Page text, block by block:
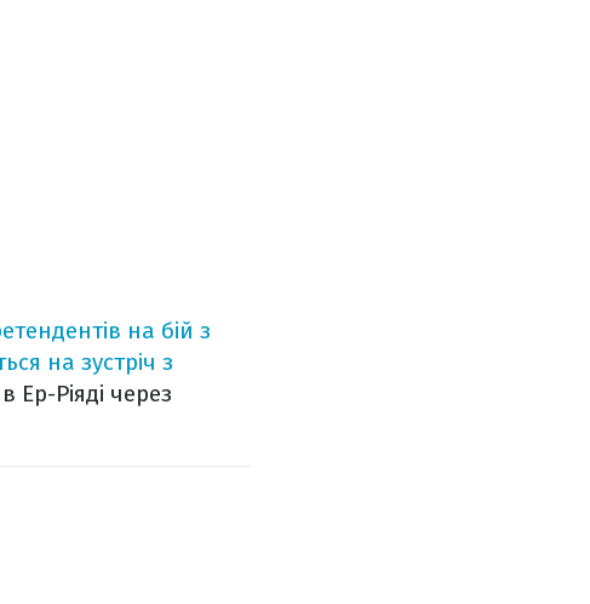
на бій з
на зустріч з
Ріяді через